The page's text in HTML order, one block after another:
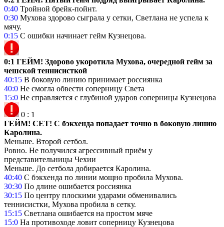
0:40 Тройной брейк-пойнт.
0:30 Мухова здорово сыграла у сетки, Светлана не успела к
мячу.
0:15 С ошибки начинает гейм Кузнецова.
0:1 ГЕЙМ! Здорово укоротила Мухова, очередной гейм за
чешской теннисисткой
40:15 В боковую линию принимает россиянка
40:0 Не смогла обвести соперницу Света
15:0 Не справляется с глубиной ударов соперницы Кузнецова
0 : 1
ГЕЙМ! СЕТ! С бэкхенда попадает точно в боковую линию
Каролина.
Меньше. Второй сетбол.
Ровно. Не получился агрессивный приём у
представительницы Чехии
Меньше. До сетбола добирается Каролина.
40:40 С бэкхенда по линии мощно пробила Мухова.
30:30 По длине ошибается россиянка
30:15 По центру плоскими ударами обменивались
теннисистки, Мухова пробила в сетку.
15:15 Светлана ошибается на простом мяче
15:0 На противоходе ловит соперницу Кузнецова